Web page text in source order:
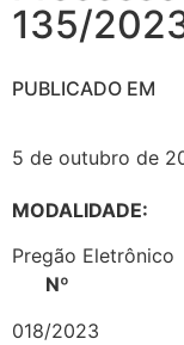
135/
PUBLICADO EM
5 de outubro de
MODALIDADE:
Pregão Eletrônico
Nº
018/2023